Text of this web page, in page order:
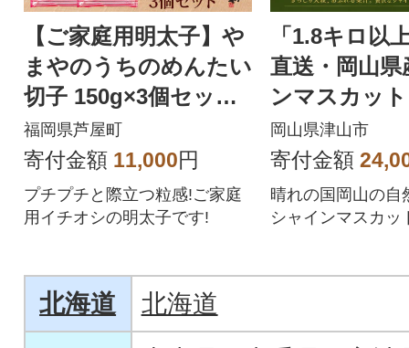
【ご家庭用明太子】や
まやのうちのめんたい
切子 150g×3個セット
(芦屋町)
福岡県芦屋町
寄付金額 11,000円
プチプチと際立つ粒感!ご家庭
用イチオシの明太子です!
「1.8キロ以
直送・岡山
ンマスカット
岡山県津山市
寄付金額
晴れの国岡山の自
シャインマスカッ
北海道
北海道